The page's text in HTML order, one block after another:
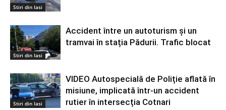
Stiri din Iasi
Stiri din Iasi
Accident între un autoturism și un
tramvai în stația Pădurii. Trafic blocat
Stiri din Iasi
VIDEO Autospecială de Poliție aflată în
misiune, implicată într-un accident
rutier în intersecția Cotnari